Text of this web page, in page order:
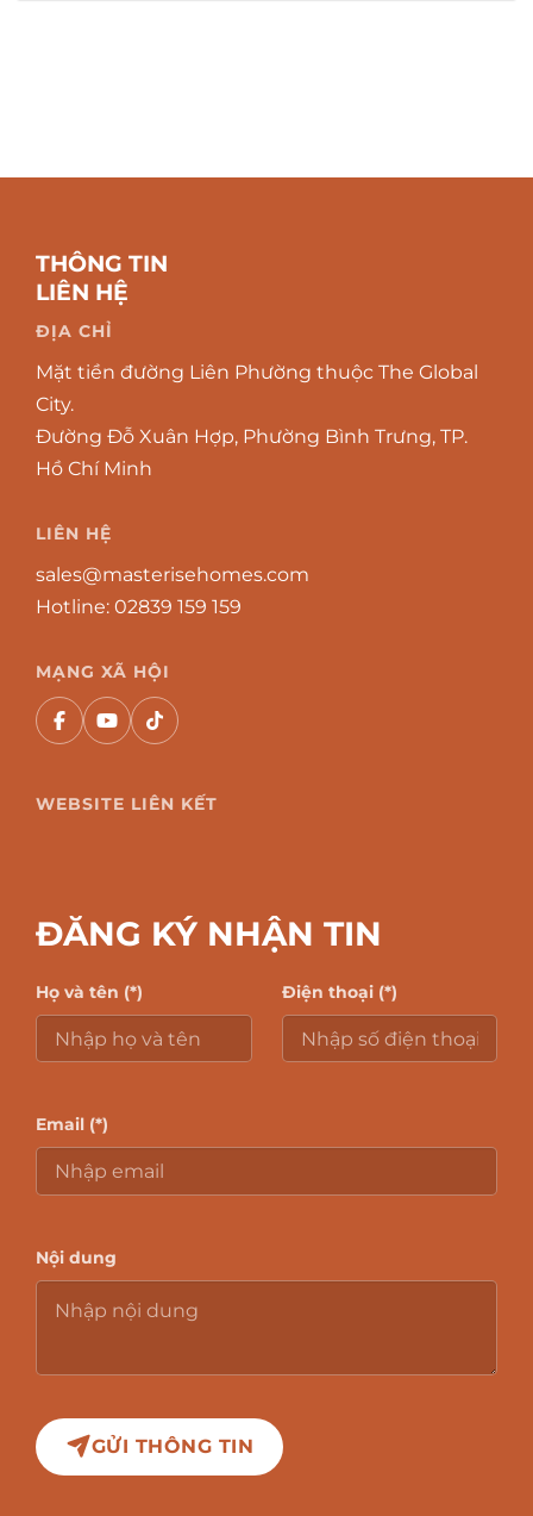
THÔNG TIN
LIÊN HỆ
ĐỊA CHỈ
Mặt tiền đường Liên Phường thuộc The Global
City.
Đường Đỗ Xuân Hợp, Phường Bình Trưng, TP.
Hồ Chí Minh
LIÊN HỆ
sales@masterisehomes.com
Hotline: 02839 159 159
MẠNG XÃ HỘI
WEBSITE LIÊN KẾT
ĐĂNG KÝ NHẬN TIN
Họ và tên (*) Điện thoại (*)
Email (*)
Nội dung
GỬI THÔNG TIN